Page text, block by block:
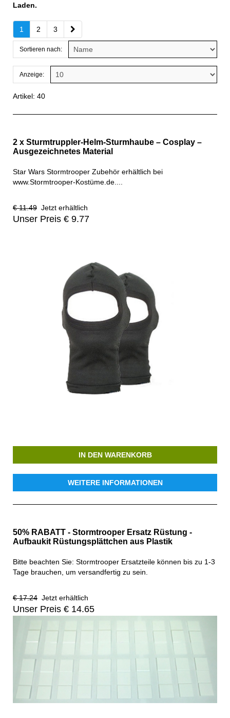
Laden.
1 2 3
Sortieren nach:
Anzeige:
Artikel: 40
2 x Sturmtruppler-Helm-Sturmhaube – Cosplay –
Ausgezeichnetes Material
Star Wars Stormtrooper Zubehör erhältlich bei
www.Stormtrooper-Kostüme.de....
€ 11.49 Jetzt erhältlich
Unser Preis € 9.77
IN DEN WARENKORB
WEITERE INFORMATIONEN
50% RABATT - Stormtrooper Ersatz Rüstung -
Aufbaukit Rüstungsplättchen aus Plastik
Bitte beachten Sie: Stormtrooper Ersatzteile können bis zu 1-3
Tage brauchen, um versandfertig zu sein.
€ 17.24 Jetzt erhältlich
Unser Preis € 14.65